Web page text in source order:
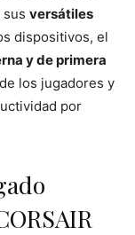
sus versátiles
dispositivos, el
y de primera
los jugadores y
por